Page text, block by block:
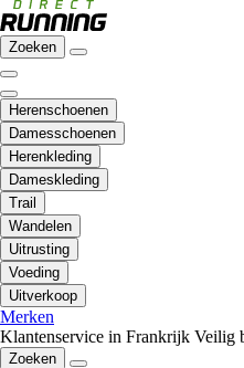
Zoeken
Herenschoenen
Damesschoenen
Herenkleding
Dameskleding
Trail
Wandelen
Uitrusting
Voeding
Uitverkoop
Merken
Klantenservice in Frankrijk Veilig
Zoeken